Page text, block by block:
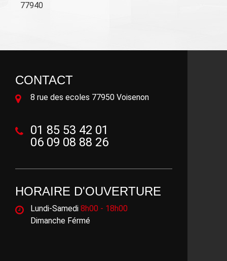
77940
CONTACT
8 rue des ecoles 77950 Voisenon
01 85 53 42 01
06 09 08 88 26
HORAIRE D'OUVERTURE
Lundi-Samedi 8h00 - 18h00
Dimanche Férmé